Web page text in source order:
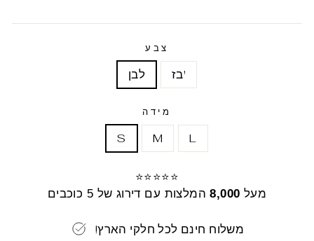
צבע
לבן בז'
מידה
S M L
⭐⭐⭐⭐⭐
מעל 8,000המלצות עם דירוג של 5 כוכבים
!משלוח חינם לכל חלקי הארץ